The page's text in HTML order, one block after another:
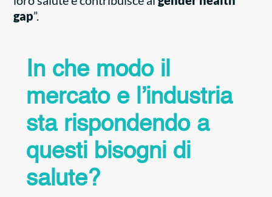
gap”.
In che modo il
mercato e l’industria
sta rispondendo a
questi bisogni di
salute?